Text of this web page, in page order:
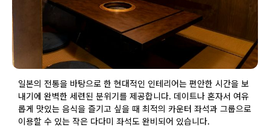
일본의 전통을 바탕으로 한 현대적인 인테리어는 편안한 시간을 보
내기에 완벽한 세련된 분위기를 제공합니다. 데이트나 혼자서 여유
롭게 맛있는 음식을 즐기고 싶을 때 최적의 카운터 좌석과 그룹으로
이용할 수 있는 작은 다다미 좌석도 완비되어 있습니다.